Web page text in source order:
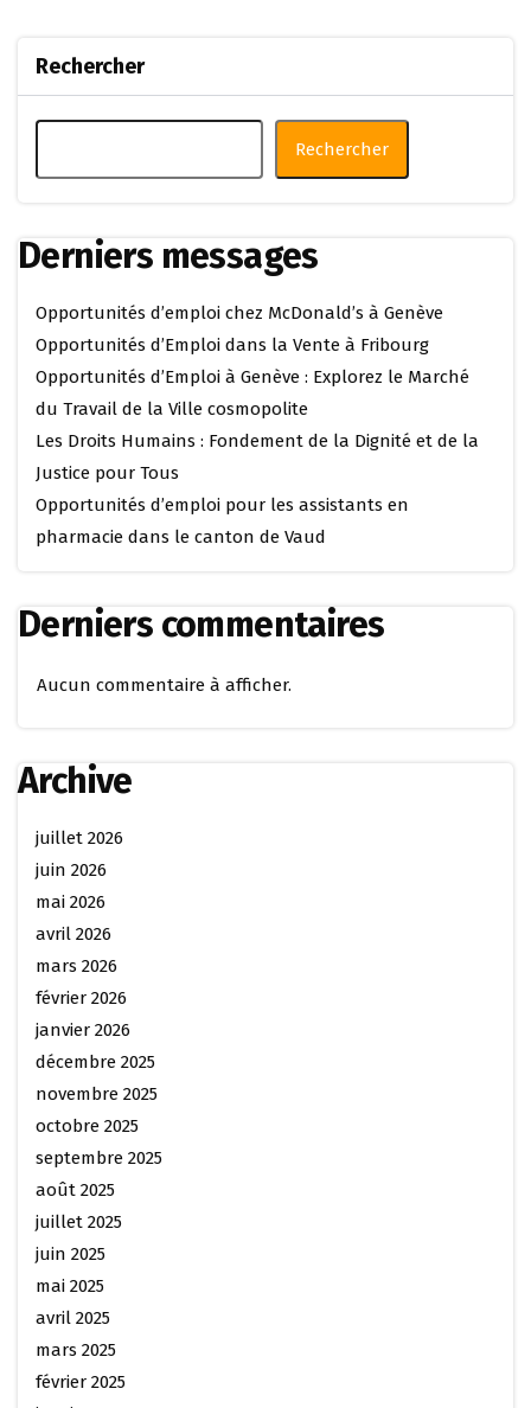
Rechercher
Rechercher
Derniers messages
Opportunités d’emploi chez McDonald’s à Genève
Opportunités d’Emploi dans la Vente à Fribourg
Opportunités d’Emploi à Genève : Explorez le Marché
du Travail de la Ville cosmopolite
Les Droits Humains : Fondement de la Dignité et de la
Justice pour Tous
Opportunités d’emploi pour les assistants en
pharmacie dans le canton de Vaud
Derniers commentaires
Aucun commentaire à afficher.
Archive
juillet 2026
juin 2026
mai 2026
avril 2026
mars 2026
février 2026
janvier 2026
décembre 2025
novembre 2025
octobre 2025
septembre 2025
août 2025
juillet 2025
juin 2025
mai 2025
avril 2025
mars 2025
février 2025